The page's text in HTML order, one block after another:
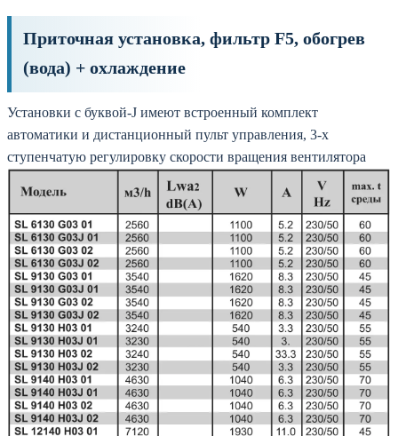
Приточная установка, фильтр F5, обогрев
(вода) + охлаждение
Установки с буквой-J имеют встроенный комплект
автоматики и дистанционный пульт управления, 3-х
ступенчатую регулировку скорости вращения вентилятора